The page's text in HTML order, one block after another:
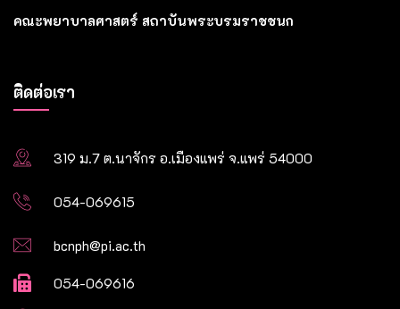
คณะพยาบาลศาสตร์ สถาบันพระบรมราชชนก
ติดต่อเรา
319 ม.7 ต.นาจักร อ.เมืองแพร่ จ.แพร่ 54000
054-069615
bcnph@pi.ac.th
054-069616